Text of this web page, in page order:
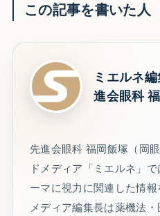
この記事を書いた人
ミエルネ
進会眼科
先進会眼科 福岡飯塚（岡
ドメディア「ミエルネ」
ーマに視力に関連した情報
メディア編集長は薬機法